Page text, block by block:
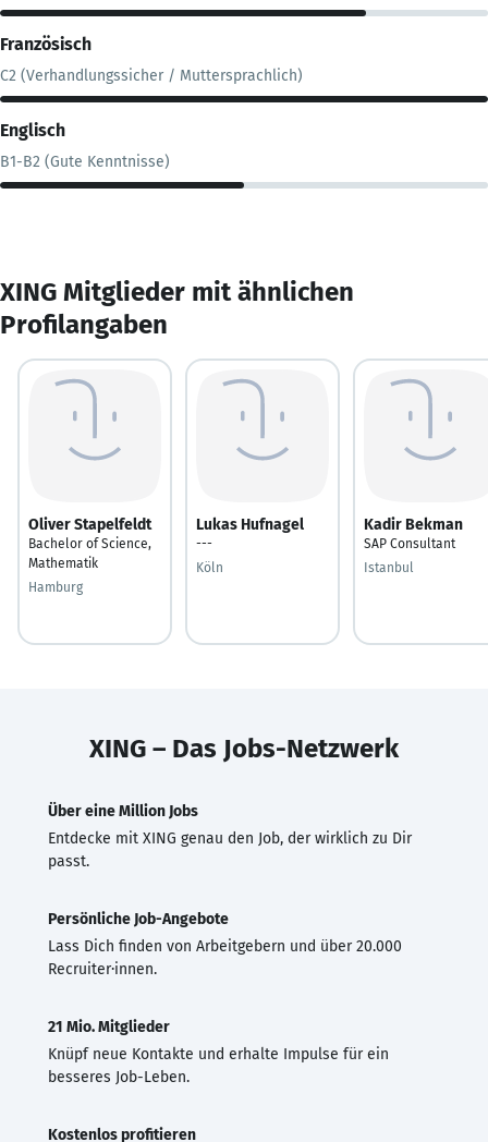
Französisch
C2 (Verhandlungssicher / Muttersprachlich)
Englisch
B1-B2 (Gute Kenntnisse)
XING Mitglieder mit ähnlichen
Profilangaben
Oliver Stapelfeldt
Bachelor of Science,
Mathematik
Hamburg
Lukas Hufnagel
---
Köln
Kadir Bekman
SAP Consultant
Istanbul
XING – Das Jobs-Netzwerk
Über eine Million Jobs
Entdecke mit XING genau den Job, der wirklich zu Dir
passt.
Persönliche Job-Angebote
Lass Dich finden von Arbeitgebern und über 20.000
Recruiter·innen.
21 Mio. Mitglieder
Knüpf neue Kontakte und erhalte Impulse für ein
besseres Job-Leben.
Kostenlos profitieren